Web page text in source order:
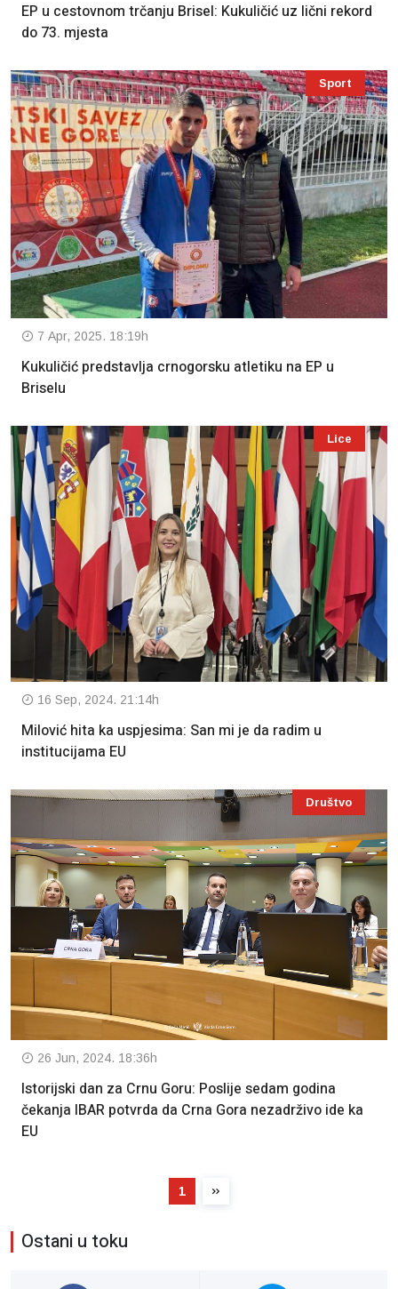
EP u cestovnom trčanju Brisel: Kukuličić uz lični rekord
do 73. mjesta
Sport
7 Apr, 2025. 18:19h
Kukuličić predstavlja crnogorsku atletiku na EP u
Briselu
Lice
16 Sep, 2024. 21:14h
Milović hita ka uspjesima: San mi je da radim u
institucijama EU
Društvo
26 Jun, 2024. 18:36h
Istorijski dan za Crnu Goru: Poslije sedam godina
čekanja IBAR potvrda da Crna Gora nezadrživo ide ka
EU
1
Ostani u toku